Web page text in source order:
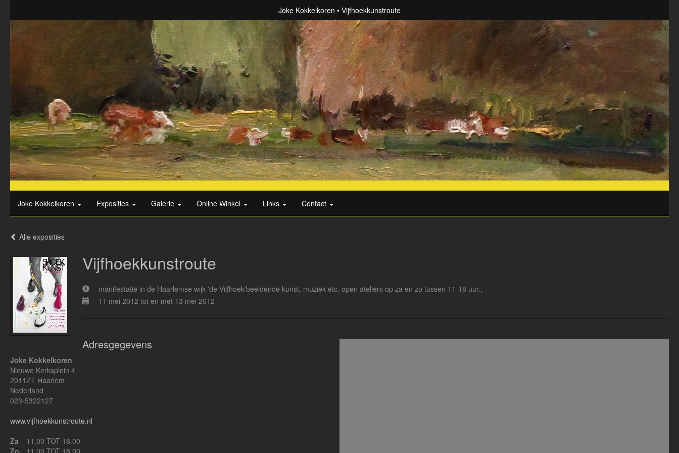
Joke Kokkelkoren Vijfhoekkunstroute
Joke Kokkelkoren Exposities Galerie Online Winkel Links Contact
Alle exposities
Vijfhoekkunstroute
manifestatie in de Haarlemse wijk 'de Vijfhoek'beeldende kunst, muziek etc. open ateliers op za en zo tussen 11-18 uur.,
11 mei 2012 tot en met 13 mei 2012
Adresgegevens
Joke Kokkelkoren
Nieuwe Kerksplein 4
2011ZT Haarlem
Nederland
023-5322127
www.vijfhoekkunstroute.nl
Za
11.00 TOT 18.00